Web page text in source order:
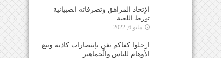
الإتحاد المراهق وتصرفاته الصبيانية
تورط اللعبة
مايو 6, 2022
ارحلوا كفاكم تغنٍ بإنتصارات كاذبة وبيع
الأوهام للناس والجماهير